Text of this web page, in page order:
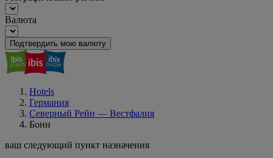
Валюта
Подтвердить мою валюту
Hotels
Германия
Северный Рейн — Вестфалия
Бонн
ваш следующий пункт назначения